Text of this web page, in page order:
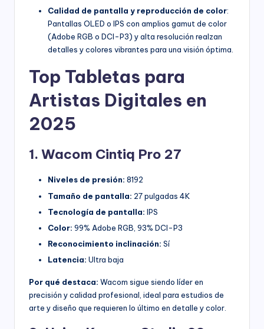
Calidad de pantalla y reproducción de color:
Pantallas OLED o IPS con amplios gamut de color
(Adobe RGB o DCI-P3) y alta resolución realzan
detalles y colores vibrantes para una visión óptima.
Top Tabletas para
Artistas Digitales en
2025
1. Wacom Cintiq Pro 27
Niveles de presión: 8192
Tamaño de pantalla: 27 pulgadas 4K
Tecnología de pantalla: IPS
Color: 99% Adobe RGB, 93% DCI-P3
Reconocimiento inclinación: Sí
Latencia: Ultra baja
Por qué destaca: Wacom sigue siendo líder en
precisión y calidad profesional, ideal para estudios de
arte y diseño que requieren lo último en detalle y color.